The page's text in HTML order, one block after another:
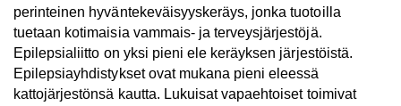
perinteinen hyväntekeväisyyskeräys, jonka tuotoilla
tuetaan kotimaisia vammais- ja terveysjärjestöjä.
Epilepsialiitto on yksi pieni ele keräyksen järjestöistä.
Epilepsiayhdistykset ovat mukana pieni eleessä
kattojärjestönsä kautta. Lukuisat vapaehtoiset toimivat